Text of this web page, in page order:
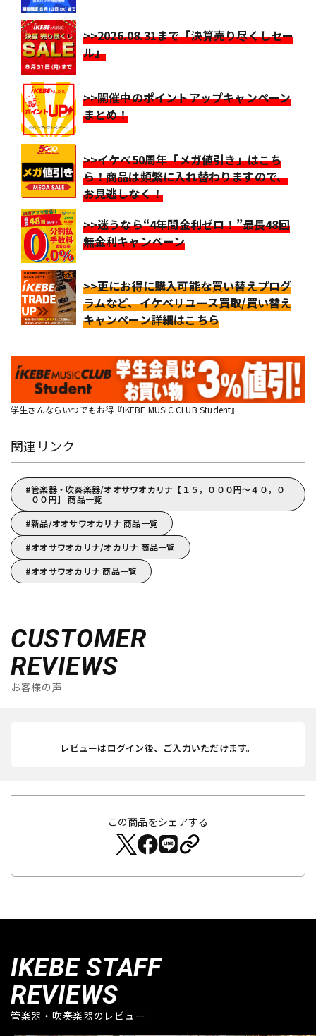
>>2026.08.31まで「決算売り尽くしセー
ル」
>>開催中のポイントアップキャンペーン
まとめ！
>>イケベ50周年「メガ値引き」はこち
ら！商品は頻繁に入れ替わりますので、
お見逃しなく！
>>迷うなら“4年間金利ゼロ！”最長48回
無金利キャンペーン
>>更にお得に購入可能な買い替えプログ
ラムなど、イケベリユース買取/買い替え
キャンペーン詳細はこちら
学生さんならいつでもお得『IKEBE MUSIC CLUB Student』
関連リンク
管楽器・吹奏楽器/オオサワオカリナ【１５，０００円～４０，０
００円】 商品一覧
新品/オオサワオカリナ 商品一覧
オオサワオカリナ/オカリナ 商品一覧
オオサワオカリナ 商品一覧
CUSTOMER
REVIEWS
お客様の声
レビューはログイン後、ご入力いただけます。
この商品をシェアする
IKEBE STAFF
REVIEWS
管楽器・吹奏楽器のレビュー